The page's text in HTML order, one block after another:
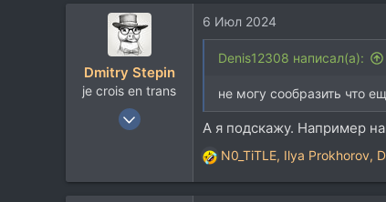
Dmitry Stepin
je crois en trans
12 Янв 2004
113
6 Июл 2024
Denis12308 написал(а):
не могу сообразить что
А я подскажу. Например
Р
е
N0_TiTLE, Ilya Prokhorov,